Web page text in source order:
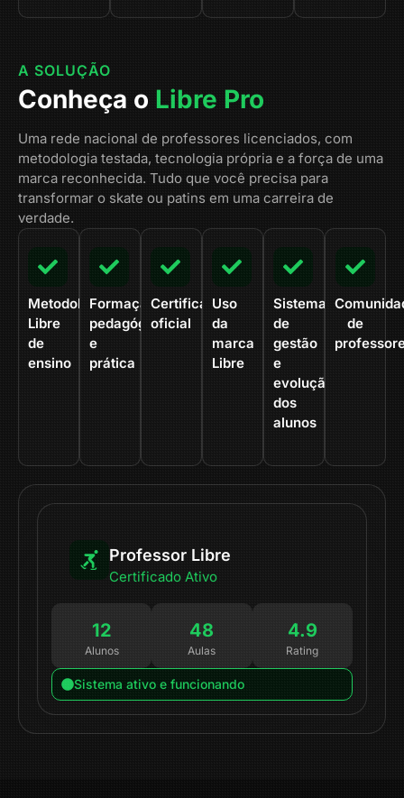
A SOLUÇÃO
Conheça o Libre Pro
Uma rede nacional de professores licenciados, com
metodologia testada, tecnologia própria e a força de uma
marca reconhecida. Tudo que você precisa para
transformar o skate ou patins em uma carreira de
verdade.
Metodologia
Libre
de
ensino
Formação
pedagógica
e
prática
Certificação
oficial
Uso
da
marca
Libre
Sistema
de
gestão
e
evolução
dos
alunos
de
Professor Libre
Certificado Ativo
12
Alunos
48
Aulas
4.9
Rating
Sistema ativo e funcionando